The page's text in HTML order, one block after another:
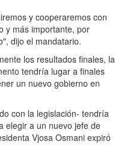
y cooperaremos con
y más importante, por
dijo el mandatario.
los resultados finales, la
tendría lugar a finales
un nuevo gobierno en
con la legislación- tendría
elegir a un nuevo jefe de
Vjosa Osmani expiró